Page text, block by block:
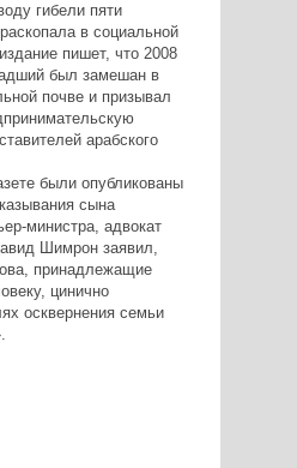
гибели пяти
в социальной
пишет, что 2008
был замешан в
почве и призывал
арабского
были опубликованы
сына
министра, адвокат
Шимрон заявил,
принадлежащие
цинично
осквернения семьи